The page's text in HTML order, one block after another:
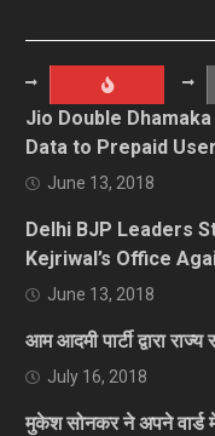
Jio Double
Data to Prepaid
June 13, 2018
Delhi BJP Leaders
Kejriwal’s Office
June 13, 2018
आम आदमी पार्टी द्वारा
July 16, 2018
मुकेश सोनकर ने अपने वार्ड